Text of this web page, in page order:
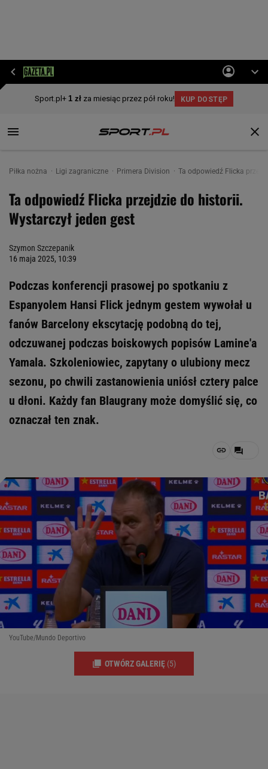
Piłka nożna Ligi zagraniczne Primera Division Ta odpowiedź Flicka
Ta odpowiedź Flicka przejdzie do historii.
Wystarczył jeden gest
Szymon Szczepanik
16 maja 2025, 10:39
Podczas konferencji prasowej po spotkaniu z
Espanyolem Hansi Flick jednym gestem wywołał u
fanów Barcelony ekscytację podobną do tej,
odczuwanej podczas boiskowych popisów Lamine'a
Yamala. Szkoleniowiec, zapytany o ulubiony mecz
sezonu, po chwili zastanowienia uniósł cztery palce
u dłoni. Każdy fan Blaugrany może domyślić się, co
oznaczał ten znak.
YouTube/Mundo Deportivo
OTWÓRZ GALERIĘ (5)